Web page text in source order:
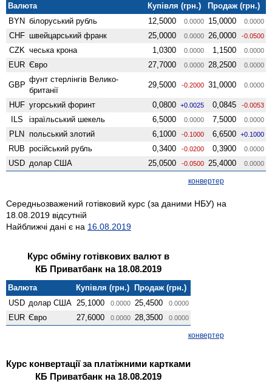
Валюта Купівля (грн.)
Продаж (грн.)
BYN білоруський рубль 12,5000 0.0000 15,0000 0.0000
CHF швейцарський франк 25,0000 0.0000 26,0000 -0.0500
CZK чеська крона 1,0300 0.0000 1,1500 0.0000
EUR Євро 27,7000 0.0000 28,2500 0.0000
GBP
фунт стерлінгів Велико­
британії
29,5000 -0.2000 31,0000 0.0000
HUF угорський форинт 0,0800 +0.0025 0,0845 -0.0053
ILS ізраїльський шекель 6,5000 0.0000 7,5000 0.0000
PLN польський злотий 6,1000 -0.1000 6,6500 +0.1000
RUB російський рубль 0,3400 -0.0200 0,3900 0.0000
USD долар США 25,0500 -0.0500 25,4000 0.0000
конвертер
Середньозважений готівковий курс (за даними НБУ) на
18.08.2019 відсутній
Найближчі дані є на 16.08.2019
Курс обміну готівкових валют в
КБ Приватбанк на 18.08.2019
Валюта Купівля (грн.) Продаж (грн.)
USD долар США 25,1000 0.0000 25,4500 0.0000
EUR Євро 27,6000 0.0000 28,3500 0.0000
конвертер
Курс конвертації за платіжними картками
КБ Приватбанк на 18.08.2019